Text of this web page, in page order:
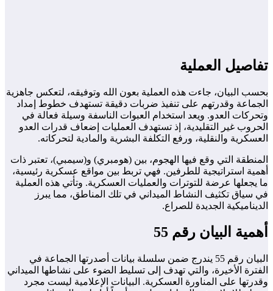
تفاصيل العملية
بحسب البيان، جاءت هذه العملية بعون الله وتوفيقه، لتعكس جاهزية
الجماعة وقدرتهم على تنفيذ ضربات دقيقة تستهدف خطوط إمداد
وتحركات العدو. ويعد استخدام العبوات الناسفة وسيلة فعالة في
الحروب غير التقليدية، إذ تستهدف العمليات إضعاف قدرات العدو
العسكرية والنقلية، ورفع التكلفة البشرية والمادية لتحركاته.
المنطقة التي وقع فيها الهجوم، بين (هومبري) و(سيمبي)، تعتبر ذات
أهمية استراتيجية للطرفين. فهي تربط بين مواقع عسكرية رئيسية،
ما يجعلها عرضة للتوترات والعمليات العسكرية. وتأتي هذه العملية
في سياق تكثيف النشاط الميداني في تلك المناطق، مما يبرز
الديناميكية الجديدة للصراع.
أهمية البيان رقم 55
البيان رقم 55 يندرج ضمن سلسلة بيانات أصدرتها الجماعة في
الفترة الأخيرة، والتي تهدف إلى تسليط الضوء على نشاطها الميداني
وقدرتها على المناورة العسكرية. البيانات الإعلامية ليست مجرد